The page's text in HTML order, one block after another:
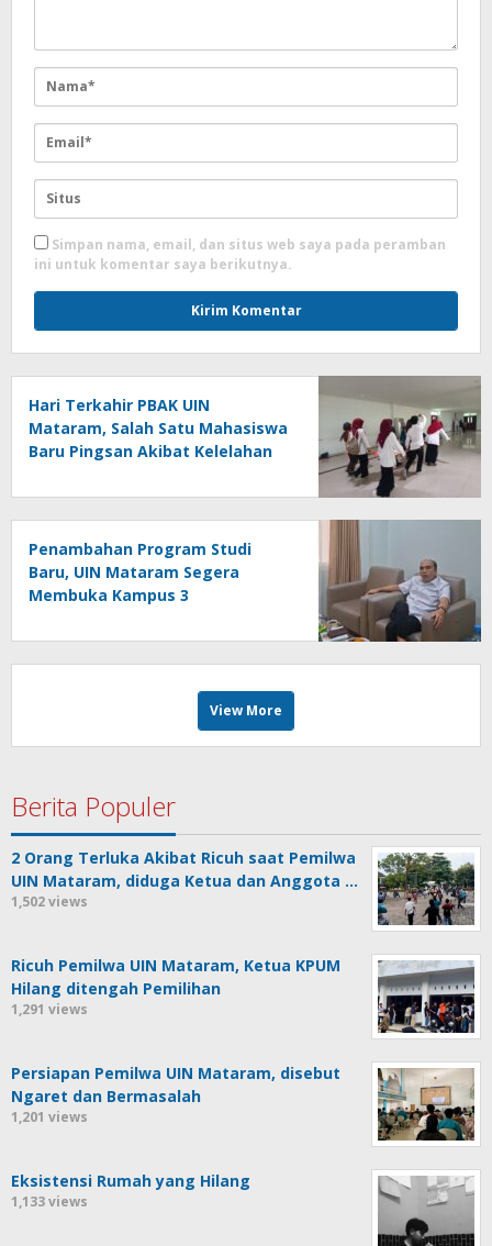
Simpan nama, email, dan situs web saya pada peramban
ini untuk komentar saya berikutnya.
Hari Terkahir PBAK UIN
Mataram, Salah Satu Mahasiswa
Baru Pingsan Akibat Kelelahan
Penambahan Program Studi
Baru, UIN Mataram Segera
Membuka Kampus 3
View More
Berita Populer
2 Orang Terluka Akibat Ricuh saat Pemilwa
UIN Mataram, diduga Ketua dan Anggota …
1,502 views
Ricuh Pemilwa UIN Mataram, Ketua KPUM
Hilang ditengah Pemilihan
1,291 views
Persiapan Pemilwa UIN Mataram, disebut
Ngaret dan Bermasalah
1,201 views
Eksistensi Rumah yang Hilang
1,133 views